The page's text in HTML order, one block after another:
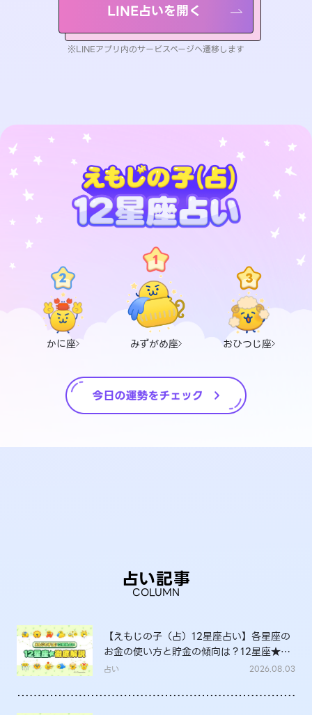
LINE占いを開く
※LINEアプリ内のサービスページへ遷移します
かに座 みずがめ座 おひつじ座
占い記事
COLUMN
【えもじの子（占）12星座占い】各星座の
お金の使い方と貯金の傾向は？12星座★徹
底解説
占い 2026.08.03